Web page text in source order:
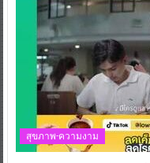
สุขภาพ-ความงาม